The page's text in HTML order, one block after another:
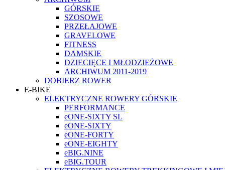
GÓRSKIE
SZOSOWE
PRZEŁAJOWE
GRAVELOWE
FITNESS
DAMSKIE
DZIECIĘCE I MŁODZIEŻOWE
ARCHIWUM 2011-2019
DOBIERZ ROWER
E-BIKE
ELEKTRYCZNE ROWERY GÓRSKIE
PERFORMANCE
eONE-SIXTY SL
eONE-SIXTY
eONE-FORTY
eONE-EIGHTY
eBIG.NINE
eBIG.TOUR